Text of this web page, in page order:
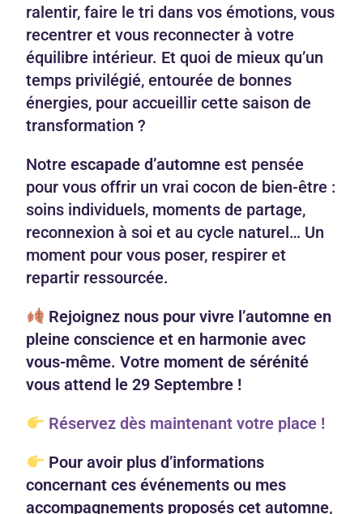
ralentir, faire le tri dans vos émotions, vous
recentrer et vous reconnecter à votre
équilibre intérieur. Et quoi de mieux qu’un
temps privilégié, entourée de bonnes
énergies, pour accueillir cette saison de
transformation ?
Notreescapade d’automne est pensée
pour vous offrir un vrai cocon de bien-être :
soins individuels, moments de partage,
reconnexion à soi et au cycle naturel… Un
moment pour vous poser, respirer et
repartir ressourcée.
Rejoignez nous pour vivre l’automne en
pleine conscience et en harmonie avec
vous-même. Votre moment de sérénité
vous attend le 29 Septembre !
Réservez dès maintenant votre place !
Pour avoir plus d’informations
concernant ces événements ou mes
accompagnements proposés cet automne,